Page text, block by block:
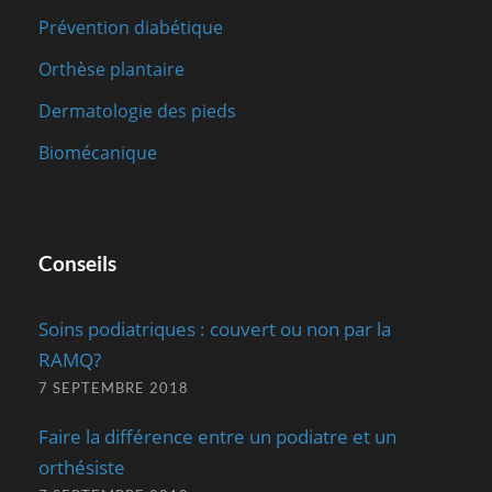
Prévention diabétique
Orthèse plantaire
Dermatologie des pieds
Biomécanique
Conseils
Soins podiatriques : couvert ou non par la
RAMQ?
7 SEPTEMBRE 2018
Faire la différence entre un podiatre et un
orthésiste